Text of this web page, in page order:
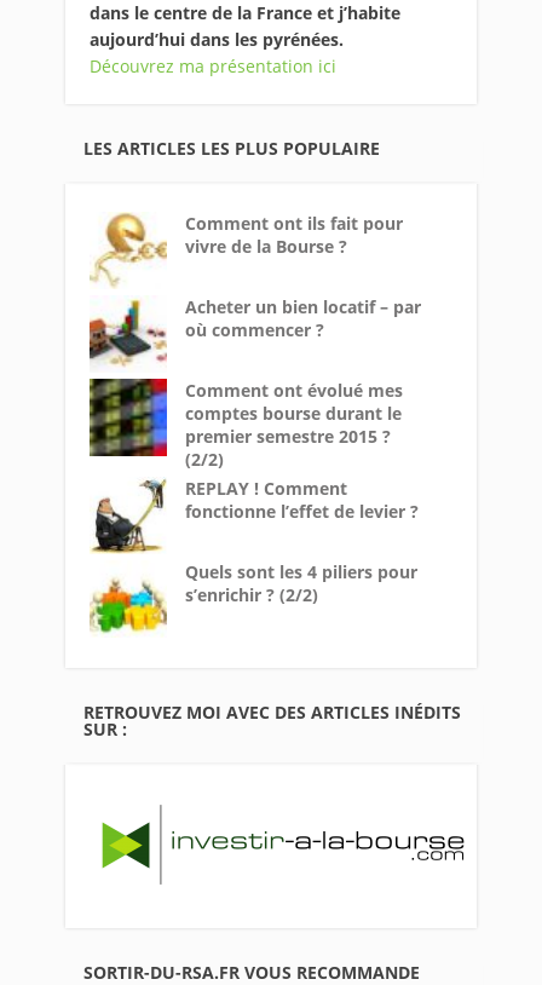
dans le centre de la France et j’habite
aujourd’hui dans les pyrénées.
Découvrez ma présentation ici
LES ARTICLES LES PLUS POPULAIRE
Comment ont ils fait pour
vivre de la Bourse ?
Acheter un bien locatif – par
où commencer ?
Comment ont évolué mes
comptes bourse durant le
premier semestre 2015 ?
(2/2)
REPLAY ! Comment
fonctionne l’effet de levier ?
Quels sont les 4 piliers pour
s’enrichir ? (2/2)
RETROUVEZ MOI AVEC DES ARTICLES INÉDITS
SUR :
SORTIR-DU-RSA.FR VOUS RECOMMANDE